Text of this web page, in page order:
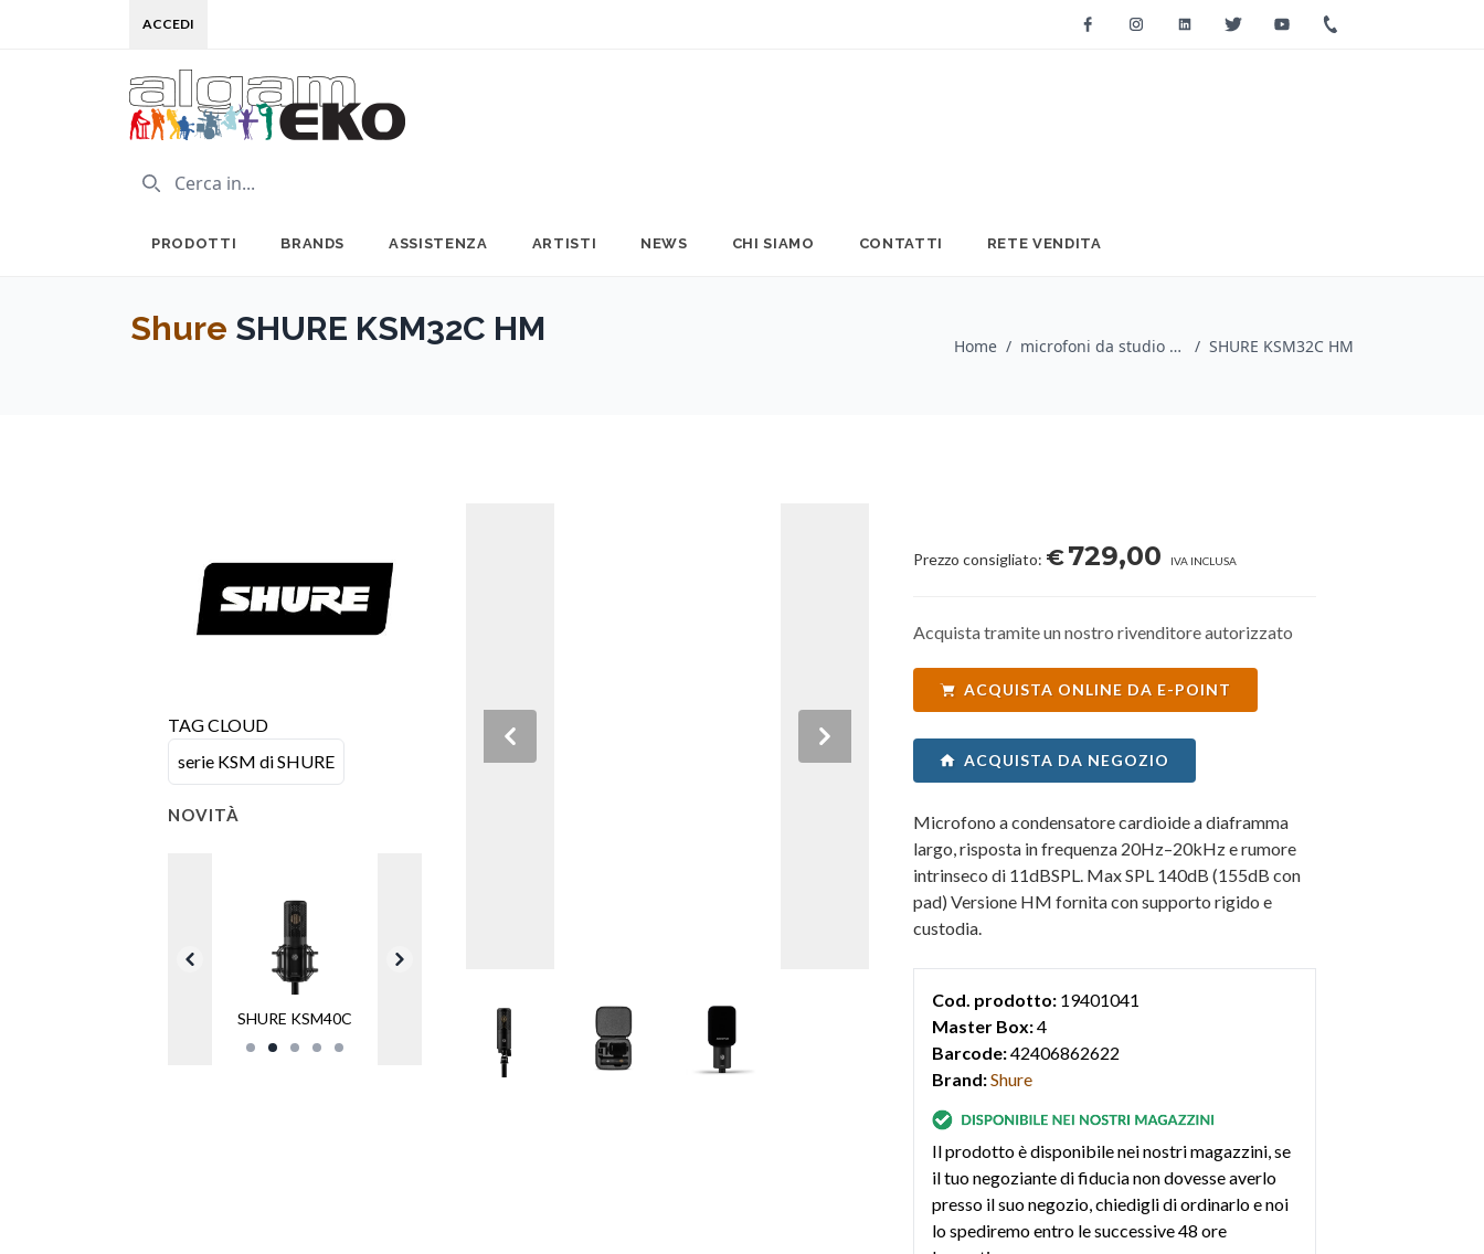
ACCEDI FacebookInstagramLinkedinTwitter Youtube
PRODOTTI BRANDS ASSISTENZA ARTISTI NEWS CHI SIAMO CONTATTI RETE VENDITA
Shure SHURE KSM32C HM Home / microfoni da studio / Shure / SHURE KSM32C HM
TAG CLOUD
serie KSM di SHURE
NOVITÀ
SHURE KSM40C
Previous Next
Prezzo consigliato: €729,00 IVA INCLUSA
Acquista tramite un nostro rivenditore autorizzato
ACQUISTA ONLINE DA E-POINT
ACQUISTA DA NEGOZIO
Microfono a condensatore cardioide a diaframma
largo, risposta in frequenza 20Hz–20kHz e rumore
intrinseco di 11dBSPL. Max SPL 140dB (155dB con
pad) Versione HM fornita con supporto rigido e
custodia.
Cod. prodotto: 19401041
Master Box:4
Barcode:42406862622
Brand:Shure
Il prodotto è disponibile nei nostri magazzini, se
il tuo negoziante di fiducia non dovesse averlo
presso il suo negozio, chiedigli di ordinarlo e noi
lo spediremo entro le successive 48 ore